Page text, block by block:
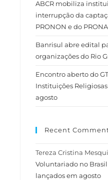
ABCR mobiliza
interrupção da
PRONON e do
Banrisul abre edital
organizações do Rio
Encontro aberto do
Instituições
agosto
Recent
Tereza Cristina
Voluntariado no
lançados em agosto